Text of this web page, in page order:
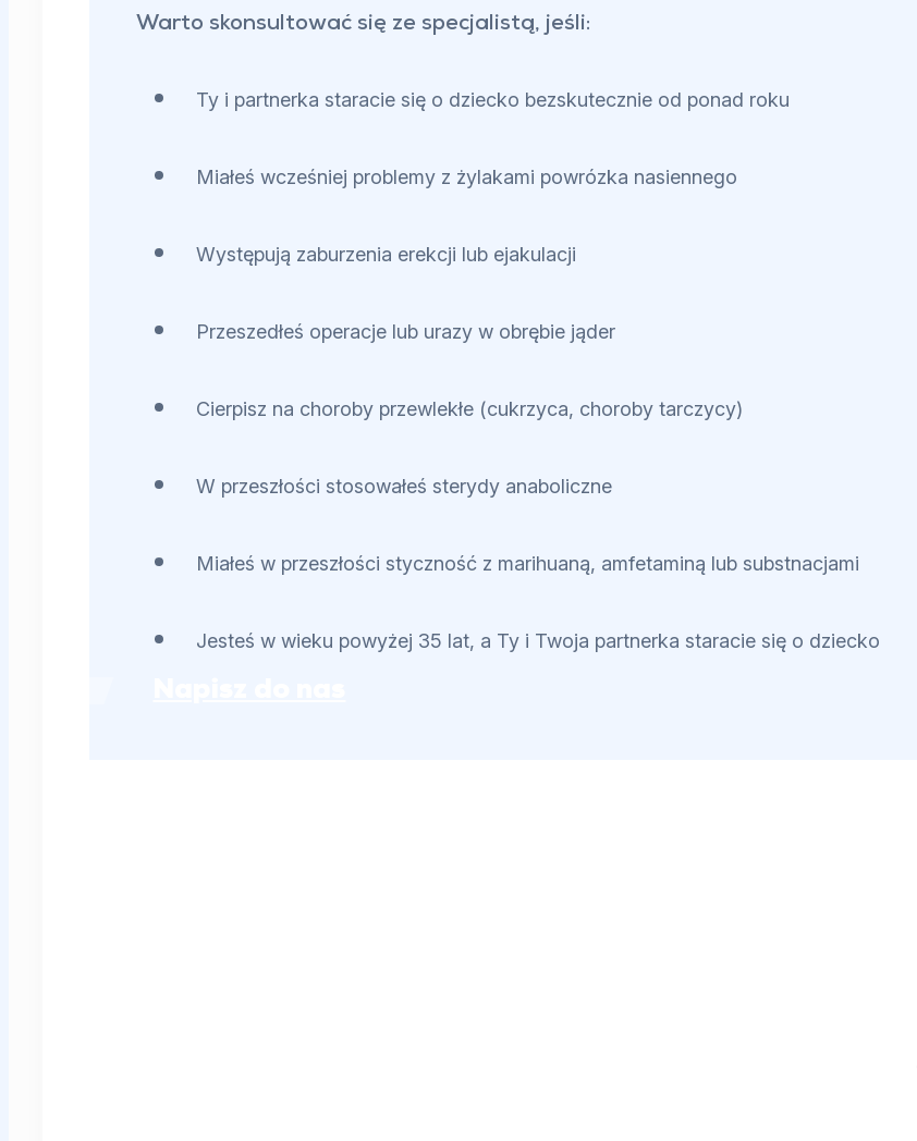
Warto skonsultować się ze specjalistą, jeśli:
Ty i partnerka staracie się o dziecko bezskutecznie od ponad roku
Miałeś wcześniej problemy z żylakami powrózka nasiennego
Występują zaburzenia erekcji lub ejakulacji
Przeszedłeś operacje lub urazy w obrębie jąder
Cierpisz na choroby przewlekłe (cukrzyca, choroby tarczycy)
W przeszłości stosowałeś sterydy anaboliczne
Miałeś w przeszłości styczność z marihuaną, amfetaminą lub substnacjami
Jesteś w wieku powyżej 35 lat, a Ty i Twoja partnerka staracie się o dziecko